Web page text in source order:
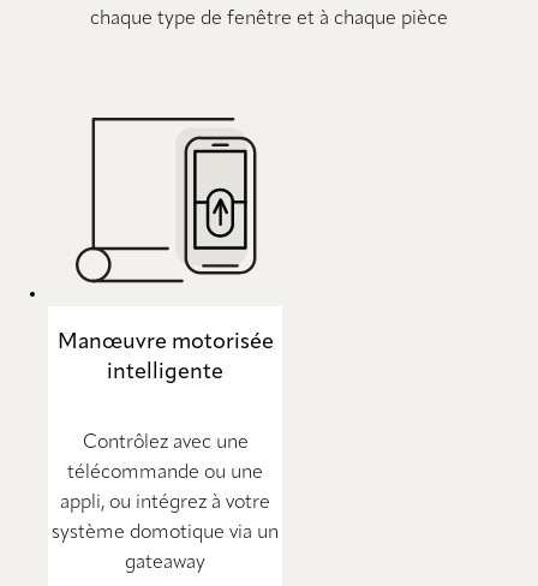
chaque type de fenêtre et à chaque pièce
Manœuvre motorisée
intelligente
Contrôlez avec une
télécommande ou une
appli, ou intégrez à votre
système domotique via un
gateaway